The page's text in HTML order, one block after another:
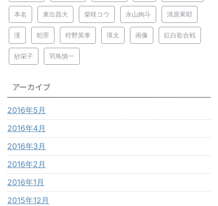
本名 東出昌大 柴咲コウ 永山絢斗 清原果耶
漢 犯罪 狩野英孝 瑛太 画像 紅白歌合戦
紗栄子 羽鳥慎一
アーカイブ
2016年5月
2016年4月
2016年3月
2016年2月
2016年1月
2015年12月